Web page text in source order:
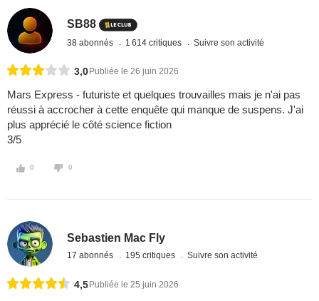
SB88
38 abonnés 1 614 critiques Suivre son activité
3,0 Publiée le 26 juin 2026
Mars Express - futuriste et quelques trouvailles mais je n'ai pas
réussi à accrocher à cette enquête qui manque de suspens. J'ai
plus apprécié le côté science fiction
3/5
0 0
Sebastien Mac Fly
17 abonnés 195 critiques Suivre son activité
4,5 Publiée le 25 juin 2026